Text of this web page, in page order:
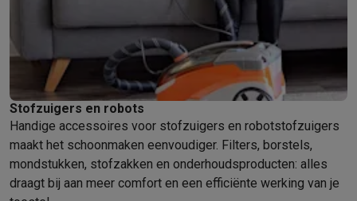
Stofzuigers en robots
Handige accessoires voor stofzuigers en robotstofzuigers
maakt het schoonmaken eenvoudiger. Filters, borstels,
mondstukken, stofzakken en onderhoudsproducten: alles
draagt bij aan meer comfort en een efficiënte werking van je